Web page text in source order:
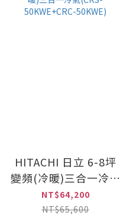
HITACHI 日立 6-8坪
變頻(冷暖)三合一冷氣
(CRS-50KWE+CRC-
50KWE)
NT$64,200
NT$65,600